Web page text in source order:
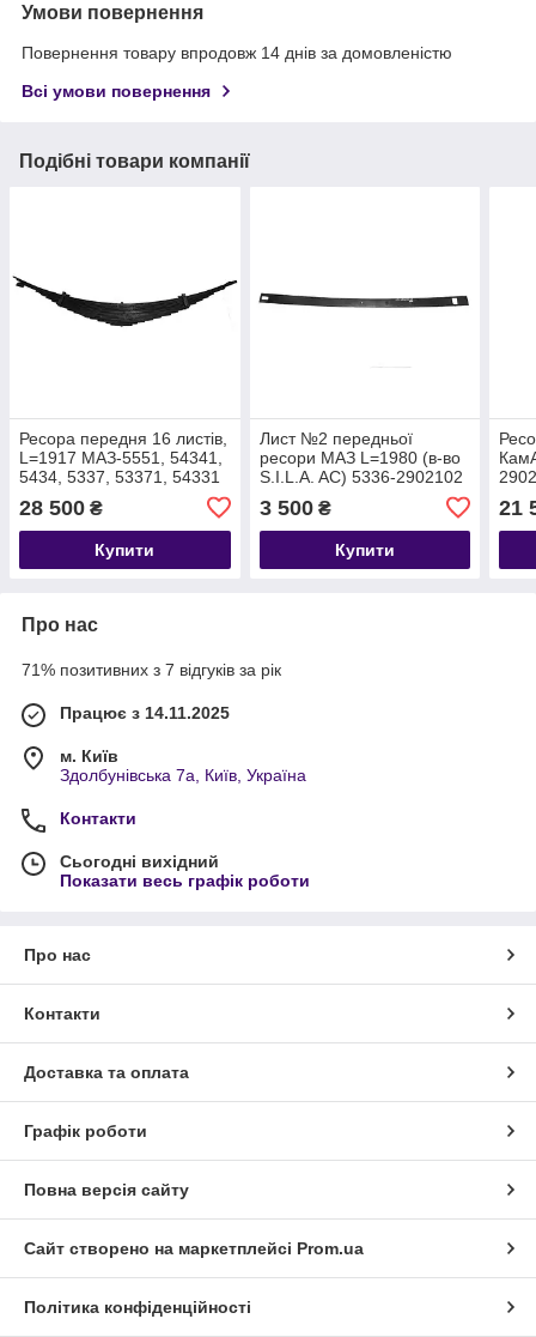
Умови повернення
Повернення товару впродовж 14 днів за домовленістю
Всі умови повернення
Подібні товари компанії
Ресора передня 16 листів,
L=1917 МАЗ-5551, 54341,
5434, 5337, 53371, 54331
(в-во S.I.L.A. AC) 64221-
2902012-03
28 500 ₴
Купити
Лист №2 передньої
ресори МАЗ L=1980 (в-во
S.I.L.A. AC) 5336-2902102
3 500₴
Купити
21
Про нас
71% позитивних з 7 відгуків за рік
Працює з 14.11.2025
м. Київ
Здолбунівська 7а, Київ, Україна
Контакти
Сьогодні вихідний
Показати весь графік роботи
Про нас
Контакти
Доставка та оплата
Графік роботи
Повна версія сайту
Сайт створено на маркетплейсі Prom.ua
Політика конфіденційності